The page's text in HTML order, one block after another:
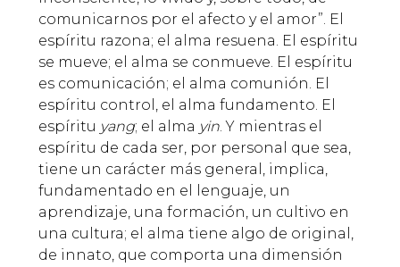
comunicarnos por el afecto y el amor”. El
espíritu razona; el alma resuena. El espíritu
se mueve; el alma se conmueve. El espíritu
es comunicación; el alma comunión. El
espíritu control, el alma fundamento. El
espíritu yang; el alma yin. Y mientras el
espíritu de cada ser, por personal que sea,
tiene un carácter más general, implica,
fundamentado en el lenguaje, un
aprendizaje, una formación, un cultivo en
una cultura; el alma tiene algo de original,
de innato, que comporta una dimensión